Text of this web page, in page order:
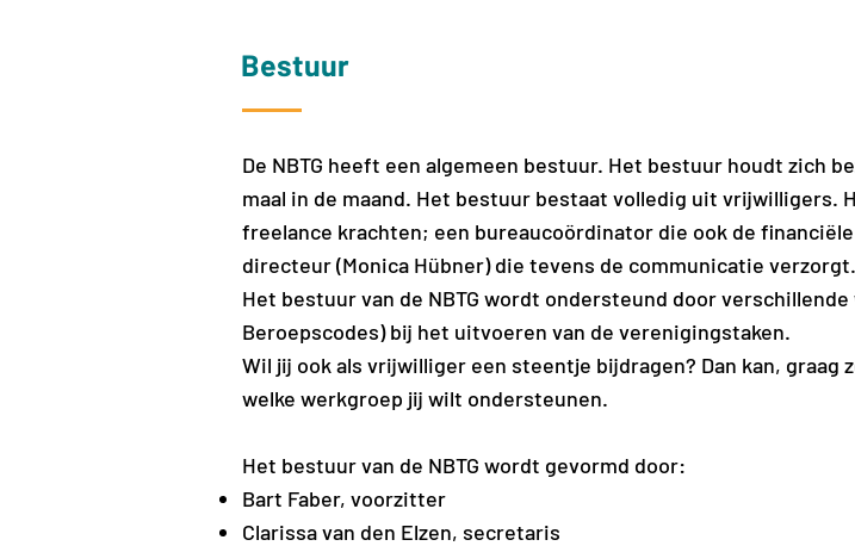
Bestuur
De NBTG heeft een algemeen bestuur. Het bestuur houdt zich
maal in de maand. Het bestuur bestaat volledig uit
freelance krachten; een bureaucoördinator die ook de
directeur (Monica Hübner) die tevens de communicatie verzorgt.
Het bestuur van de NBTG wordt ondersteund door
Beroepscodes) bij het uitvoeren van de verenigingstaken.
Wil jij ook als vrijwilliger een steentje bijdragen? Dan kan, graag
welke werkgroep jij wilt ondersteunen.
Het bestuur van de NBTG wordt gevormd door:
Bart Faber, voorzitter
Clarissa van den Elzen, secretaris